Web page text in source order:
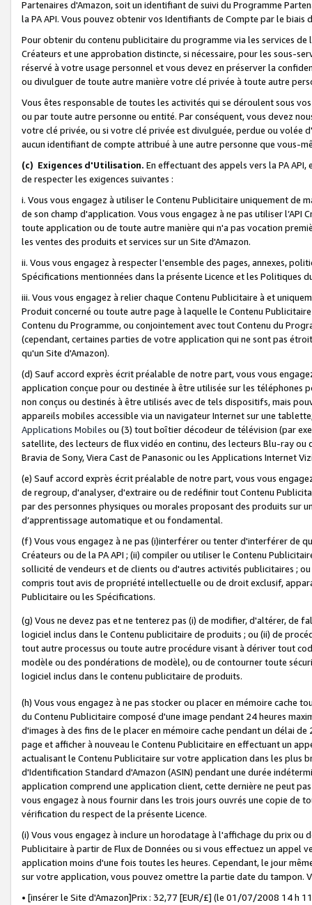
Partenaires d'Amazon, soit un identifiant de suivi du Programme
la PA API. Vous pouvez obtenir vos Identifiants de Compte par le biais
Pour obtenir du contenu publicitaire du programme via les services
Créateurs et une approbation distincte, si nécessaire, pour les sous-
réservé à votre usage personnel et vous devez en préserver la
ou divulguer de toute autre manière votre clé privée à toute autre
Vous êtes responsable de toutes les activités qui se déroulent sous
ou par toute autre personne ou entité. Par conséquent, vous devez
votre clé privée, ou si votre clé privée est divulguée, perdue ou volée
aucun identifiant de compte attribué à une autre personne que vous-
(c) Exigences d'Utilisation. En effectuant des appels vers la PA
de respecter les exigences suivantes :
i. Vous vous engagez à utiliser le Contenu Publicitaire uniquement de
de son champ d'application. Vous vous engagez à ne pas utiliser l’API
toute application ou de toute autre manière qui n'a pas vocation
les ventes des produits et services sur un Site d'Amazon.
ii. Vous vous engagez à respecter l'ensemble des pages, annexes,
Spécifications mentionnées dans la présente Licence et les Politiques
iii. Vous vous engagez à relier chaque Contenu Publicitaire à et
Produit concerné ou toute autre page à laquelle le Contenu
Contenu du Programme, ou conjointement avec tout Contenu du
(cependant, certaines parties de votre application qui ne sont pas
qu'un Site d'Amazon).
(d) Sauf accord exprès écrit préalable de notre part, vous vous
application conçue pour ou destinée à être utilisée sur les téléphones
non conçus ou destinés à être utilisés avec de tels dispositifs, mais
appareils mobiles accessible via un navigateur Internet sur une
Applications Mobiles ou (3) tout boîtier décodeur de télévision (par
satellite, des lecteurs de flux vidéo en continu, des lecteurs Blu-ray
Bravia de Sony, Viera Cast de Panasonic ou les Applications Internet
(e) Sauf accord exprès écrit préalable de notre part, vous vous
de regroup, d'analyser, d'extraire ou de redéfinir tout Contenu
par des personnes physiques ou morales proposant des produits sur
d’apprentissage automatique et ou fondamental.
(f) Vous vous engagez à ne pas (i)interférer ou tenter d'interférer de
Créateurs ou de la PA API ; (ii) compiler ou utiliser le Contenu
sollicité de vendeurs et de clients ou d'autres activités publicitaires ;
compris tout avis de propriété intellectuelle ou de droit exclusif,
Publicitaire ou les Spécifications.
(g) Vous ne devez pas et ne tenterez pas (i) de modifier, d'altérer, de
logiciel inclus dans le Contenu publicitaire de produits ; ou (ii) de
tout autre processus ou toute autre procédure visant à dériver tout
modèle ou des pondérations de modèle), ou de contourner toute
logiciel inclus dans le contenu publicitaire de produits.
(h) Vous vous engagez à ne pas stocker ou placer en mémoire cache
du Contenu Publicitaire composé d'une image pendant 24 heures
d'images à des fins de le placer en mémoire cache pendant un délai
page et afficher à nouveau le Contenu Publicitaire en effectuant un
actualisant le Contenu Publicitaire sur votre application dans les plus
d'Identification Standard d'Amazon (ASIN) pendant une durée
application comprend une application client, cette dernière ne peut
vous engagez à nous fournir dans les trois jours ouvrés une copie de
vérification du respect de la présente Licence.
(i) Vous vous engagez à inclure un horodatage à l'affichage du prix
Publicitaire à partir de Flux de Données ou si vous effectuez un appel
application moins d'une fois toutes les heures. Cependant, le jour
sur votre application, vous pouvez omettre la partie date du tampon.
• [insérer le Site d'Amazon]Prix : 32,77 [EUR/£] (le 01/07/2008 14 h